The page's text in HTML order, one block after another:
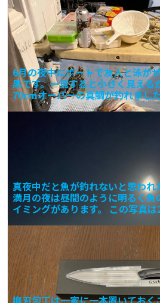
6月の夜中にボートで友人と泳が
果です。一見すると小さく見える
70cmオーバーの真鯛が釣れまし
での釣果
真夜中だと魚が釣れないと思われ
満月の夜は昼間のように明るく魚
イミングがあります。 この写真
柳刃包丁は一家に一本置いてお